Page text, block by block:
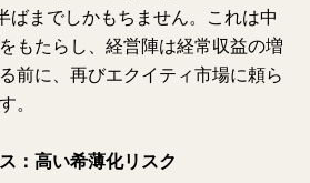
ばまでしかもちません。これは中
もたらし、経営陣は経常収益の増
前に、再びエクイティ市場に頼ら
。
：高い希薄化リスク